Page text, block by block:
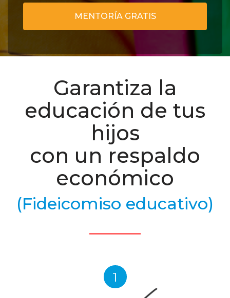
MENTORÍA GRATIS
Garantiza la
educación de tus
hijos
con un respaldo
económico
(Fideicomiso educativo)
1